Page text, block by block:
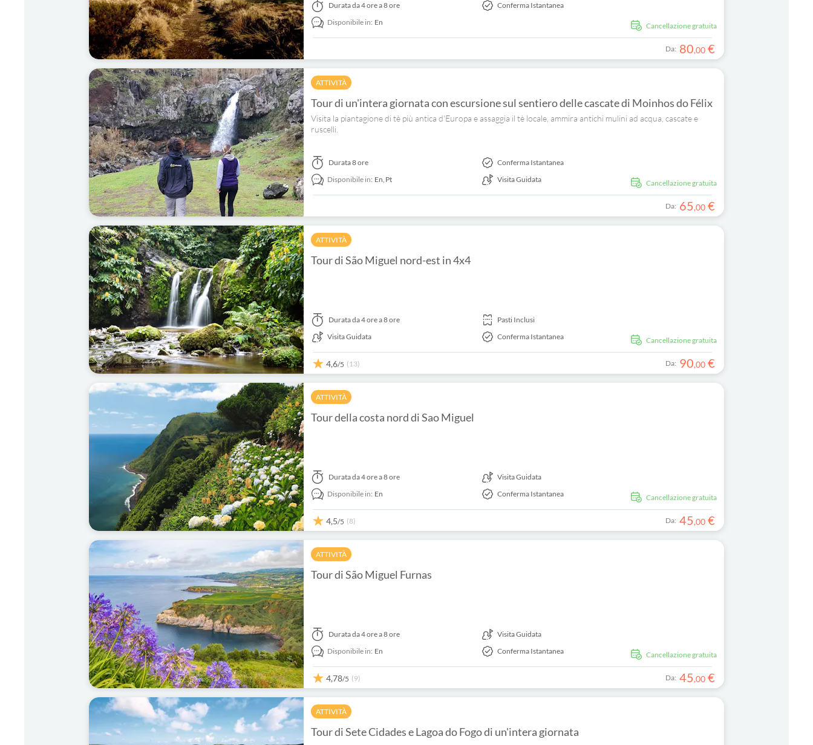
Cancellazione gratuita
Duratada 4 ore a 8 ore
Disponibile in: En
Conferma Istantanea
Da: 80,00 €
ATTIVITÀ
Tour di un'intera giornata con escursione sul sentiero delle cascate di Moinhos do Félix
Visita la piantagione di tè più antica d'Europa e assaggia il tè locale, ammira antichi mulini ad acqua, cascate e
ruscelli.
Cancellazione gratuita
Durata8 ore
Disponibile in: En, Pt
Conferma Istantanea
Visita Guidata
Da: 65,00 €
ATTIVITÀ
Tour di São Miguel nord-est in 4x4
Cancellazione gratuita
Duratada 4 ore a 8 ore
Visita Guidata
Pasti Inclusi
Conferma Istantanea
4,6/5 (13) Da: 90,00 €
ATTIVITÀ
Tour della costa nord di Sao Miguel
Cancellazione gratuita
Duratada 4 ore a 8 ore
Disponibile in: En
Visita Guidata
Conferma Istantanea
4,5/5 (8) Da: 45,00 €
ATTIVITÀ
Tour di São Miguel Furnas
Cancellazione gratuita
Duratada 4 ore a 8 ore
Disponibile in: En
Visita Guidata
Conferma Istantanea
4,78/5 (9) Da: 45,00 €
ATTIVITÀ
Tour di Sete Cidades e Lagoa do Fogo di un'intera giornata